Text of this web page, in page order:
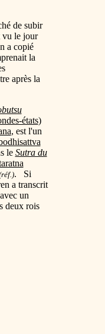
de subir
vu le jour
a copié
la
après la
états)
, est l'un
le Sutra du
. Si
a transcrit
un
deux rois